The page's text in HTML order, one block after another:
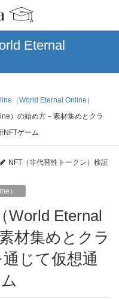
Eternal
（World Eternal Online）
）の始め方－素材集めとクラ
NFTゲーム
NFT（非代替性トークン）検証
）
材集めとクラ
じて仮想通